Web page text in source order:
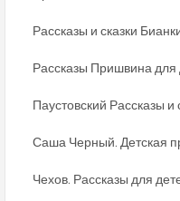
Рассказы и сказки
Рассказы Пришвина для
Паустовский Рассказы и
Саша Черный. Детская
Чехов. Рассказы для